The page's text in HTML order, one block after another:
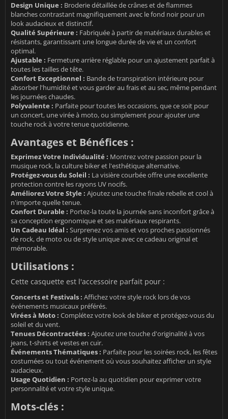
Design Unique : Broderie détaillée de crânes et de flammes
blanches contrastant magnifiquement avec le fond noir pour un
look audacieux et distinctif.
Qualité Supérieure : Fabriquée à partir de matériaux durables et
résistants, garantissant une longue durée de vie et un confort
optimal.
Ajustable : Fermeture arrière réglable pour un ajustement parfait à
toutes les tailles de tête.
Confort Exceptionnel : Bande de transpiration intérieure pour
absorber l'humidité et vous garder au frais et au sec, même pendant
les journées chaudes.
Polyvalente : Parfaite pour toutes les occasions, que ce soit pour
un concert, une virée à moto, ou simplement pour ajouter une
touche rock à votre tenue quotidienne.
Avantages et Bénéfices :
Exprimez Votre Individualité : Montrez votre passion pour la
musique rock, la culture biker et l'esthétique alternative.
Protégez-vous du Soleil : La visière courbée offre une excellente
protection contre les rayons UV nocifs.
Améliorez Votre Style : Ajoutez une touche finale rebelle et cool à
n'importe quelle tenue.
Confort Durable : Portez-la toute la journée sans inconfort grâce à
sa conception ergonomique et ses matériaux respirants.
Un Cadeau Idéal : Surprenez vos amis et vos proches passionnés
de rock, de moto ou de style unique avec ce cadeau original et
mémorable.
Utilisations :
Cette casquette est l'accessoire parfait pour :
Concerts et Festivals : Affichez votre style rock lors de vos
événements musicaux préférés.
Virées à Moto : Complétez votre look de biker et protégez-vous du
soleil et du vent.
Tenues Décontractées : Ajoutez une touche d'originalité à vos
jeans, t-shirts et vestes en cuir.
Événements Thématiques : Parfaite pour les soirées rock, les fêtes
costumées ou tout événement où vous souhaitez afficher un style
audacieux.
Usage Quotidien : Portez-la au quotidien pour exprimer votre
personnalité et votre style unique.
Mots-clés :